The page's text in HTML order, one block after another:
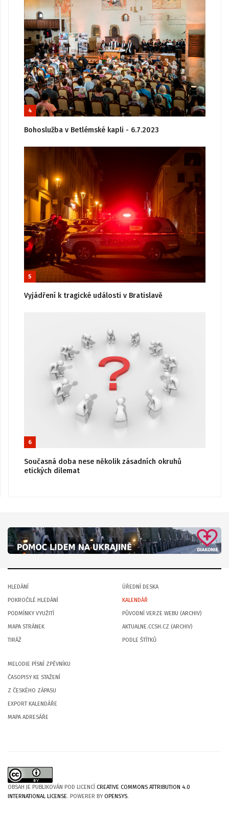
4
Bohoslužba v Betlémské kapli - 6.7.2023
5
Vyjádření k tragické události v Bratislavě
6
Současná doba nese několik zásadních okruhů
etických dilemat
HLEDÁNÍ
POKROČILÉ HLEDÁNÍ
PODMÍNKY VYUŽITÍ
MAPA STRÁNEK
TIRÁŽ
ÚŘEDNÍ DESKA
KALENDÁŘ
PŮVODNÍ VERZE WEBU (ARCHIV)
AKTUALNE.CCSH.CZ (ARCHIV)
PODLE ŠTÍTKŮ
MELODIE PÍSNÍ ZPĚVNÍKU
ČASOPISY KE STAŽENÍ
Z ČESKÉHO ZÁPASU
EXPORT KALENDÁŘE
MAPA ADRESÁŘE
OBSAH JE PUBLIKOVÁN POD LICENCÍ CREATIVE COMMONS ATTRIBUTION 4.0
INTERNATIONAL LICENSE. POWERER BYOPENSYS.